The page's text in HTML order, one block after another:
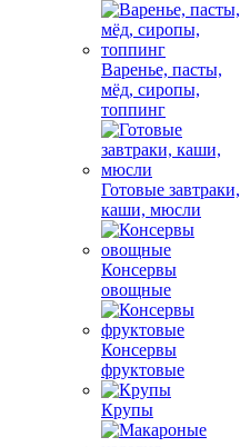
Варенье, пасты,
мёд, сиропы,
топпинг
Готовые завтраки,
каши, мюсли
Консервы
овощные
Консервы
фруктовые
Крупы